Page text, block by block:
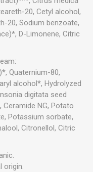
20, Cetyl alcohol,
20, Sodium benzoate,
D-Limonene, Citric
Quaternium-80,
alcohol*, Hydrolyzed
digitata seed
NG, Potato
Potassium sorbate,
Citronellol, Citric
origin.